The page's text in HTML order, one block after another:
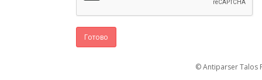
Готово
© Antiparser Talos